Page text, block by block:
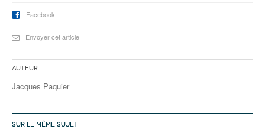
Facebook
Envoyer cet article
Auteur
Jacques Paquier
SUR LE MÊME SUJET